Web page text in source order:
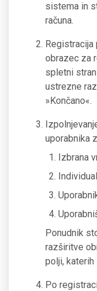
sistema in
računa.
Registracija
obrazec za
spletni
ustrezne
»Končano«.
uporabnika
Izbrana
Ponudnik
razširitve
polji,
Po